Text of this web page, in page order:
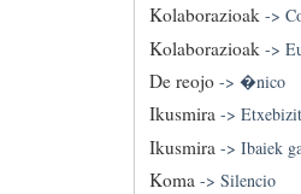
Kolaborazioak->
Kolaborazioak ->
De reojo-> �nico
Ikusmira->
Ikusmira -> Ibaiek
Koma-> Silencio